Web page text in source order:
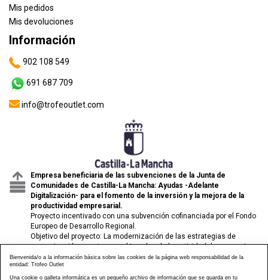
Mis pedidos
Mis devoluciones
Información
902 108 549
691 687 709
info@trofeoutlet.com
Empresa beneficiaria de las subvenciones de la Junta de
Comunidades de Castilla-La Mancha: Ayudas -Adelante
Digitalización- para el fomento de la inversión y la mejora de la
productividad empresarial.
Proyecto incentivado con una subvención cofinanciada por el Fondo
Europeo de Desarrollo Regional.
Objetivo del proyecto: La modernización de las estrategias de
comunicación y venta para el impulso de la actividad de comercio
electrónico de las pymes.
Bienvenida/o a la información básica sobre las cookies de la página web responsabilidad de la
entidad: Trofeo Outlet
Una cookie o galleta informática es un pequeño archivo de información que se guarda en tu